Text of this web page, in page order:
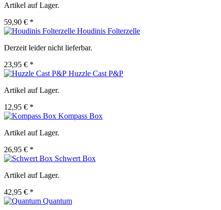
Artikel auf Lager.
59,90 € *
Houdinis Folterzelle
Derzeit leider nicht lieferbar.
23,95 € *
Huzzle Cast P&P
Artikel auf Lager.
12,95 € *
Kompass Box
Artikel auf Lager.
26,95 € *
Schwert Box
Artikel auf Lager.
42,95 € *
Quantum